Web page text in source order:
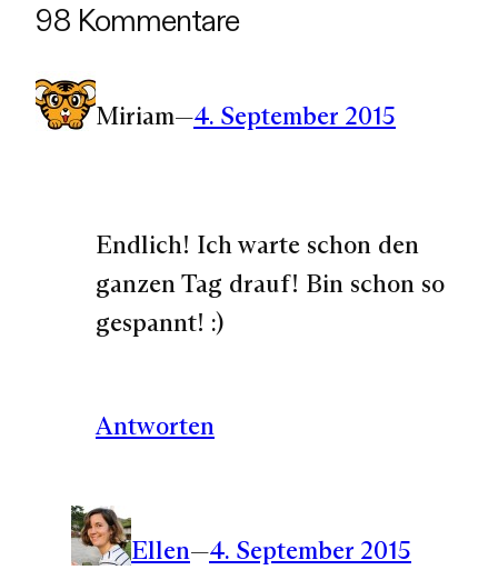
98 Kommentare
Miriam—4. September 2015
Endlich! Ich warte schon den
ganzen Tag drauf! Bin schon so
gespannt! :)
Antworten
Ellen—4. September 2015